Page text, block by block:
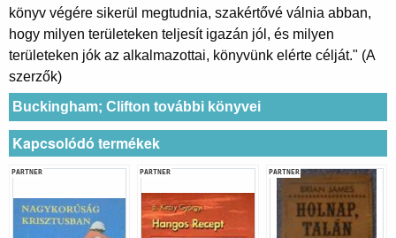
könyv végére sikerül megtudnia, szakértővé válnia abban,
hogy milyen területeken teljesít igazán jól, és milyen
területeken jók az alkalmazottai, könyvünk elérte célját." (A
szerzők)
Buckingham; Clifton további könyvei
Kapcsolódó termékek
PARTNER PARTNER PARTNER